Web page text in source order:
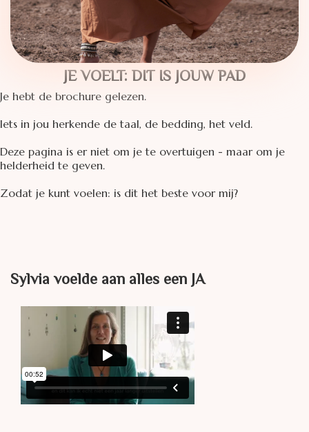
JE VOELT: DIT IS JOUW PAD
Je hebt de brochure gelezen.
Iets in jou herkende de taal, de bedding, het veld.
Deze pagina is er niet om je te overtuigen - maar om je
helderheid te geven.
Zodat je kunt voelen: is dit het beste voor mij?
Sylvia voelde aan alles een JA